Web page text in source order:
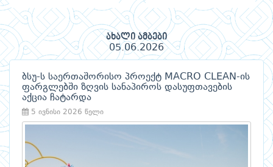
ახალი ამბები
05.06.2026
ბსუ-ს საერთაშორისო პროექტ MACRO CLEAN-ის
ფარგლებში ზღვის სანაპიროს დასუფთავების
აქცია ჩატარდა
5 ივნისი 2026 წელი